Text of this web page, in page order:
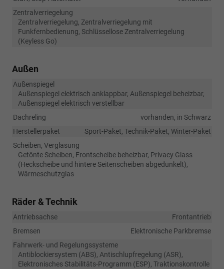
Zentralverriegelung
Zentralverriegelung, Zentralverriegelung mit
Funkfernbedienung, Schlüssellose Zentralverriegelung
(Keyless Go)
Außen
Außenspiegel
Außenspiegel elektrisch anklappbar, Außenspiegel beheizbar,
Außenspiegel elektrisch verstellbar
Dachreling
vorhanden, in Schwarz
Herstellerpaket
Sport-Paket, Technik-Paket, Winter-Paket
Scheiben, Verglasung
Getönte Scheiben, Frontscheibe beheizbar, Privacy Glass
(Heckscheibe und hintere Seitenscheiben abgedunkelt),
Wärmeschutzglas
Räder & Technik
Antriebsachse
Frontantrieb
Bremsen
Elektronische Parkbremse
Fahrwerk- und Regelungssysteme
Antiblockiersystem (ABS), Antischlupfregelung (ASR),
Elektronisches Stabilitäts-Programm (ESP), Traktionskontrolle